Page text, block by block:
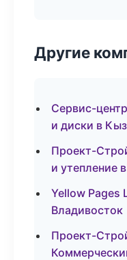
Другие
Сервис-
и диски в
Проект-
и утепление
Yellow Pages
Владивосток
Проект-